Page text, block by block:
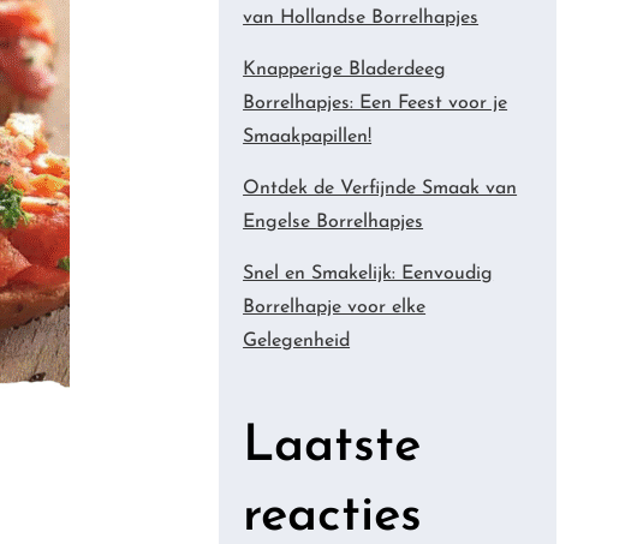
van Hollandse Borrelhapjes
Knapperige Bladerdeeg
Borrelhapjes: Een Feest voor je
Smaakpapillen!
Ontdek de Verfijnde Smaak van
Engelse Borrelhapjes
Snel en Smakelijk: Eenvoudig
Borrelhapje voor elke
Gelegenheid
Laatste
reacties